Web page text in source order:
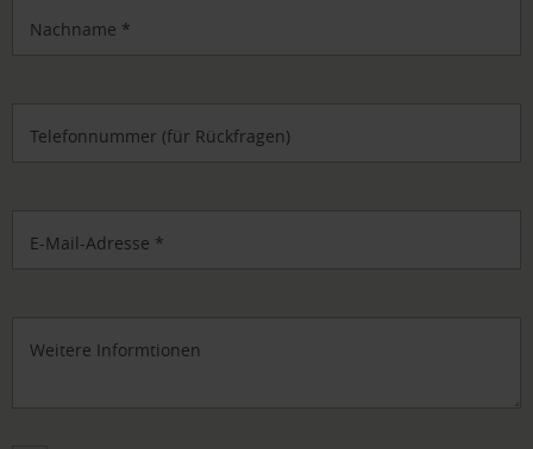
Nachname *
Telefonnummer (für Rückfragen)
E-Mail-Adresse *
Weitere Informtionen